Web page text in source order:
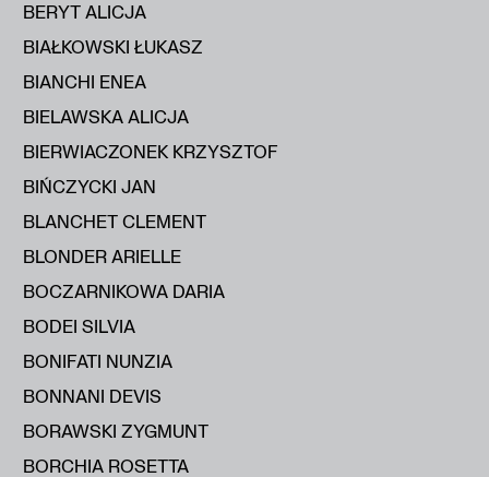
BERYT ALICJA
BIAŁKOWSKI ŁUKASZ
BIANCHI ENEA
BIELAWSKA ALICJA
BIERWIACZONEK KRZYSZTOF
BIŃCZYCKI JAN
BLANCHET CLEMENT
BLONDER ARIELLE
BOCZARNIKOWA DARIA
BODEI SILVIA
BONIFATI NUNZIA
BONNANI DEVIS
BORAWSKI ZYGMUNT
BORCHIA ROSETTA